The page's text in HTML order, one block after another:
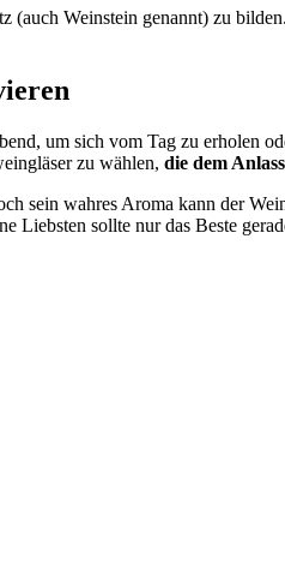
Weinstein genannt) zu
um sich vom Tag zu erholen
zu wählen, die dem
sein wahres Aroma kann der
sollte nur das Beste